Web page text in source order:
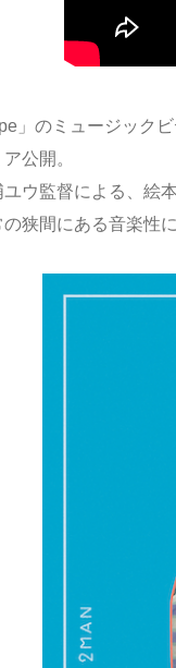
」のミュージック
公開。
ユウ監督による、絵
狭間にある音楽性